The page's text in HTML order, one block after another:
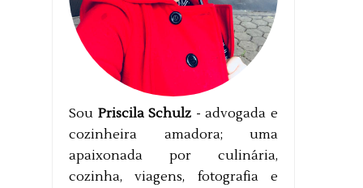
Sou Priscila Schulz - advogada e
cozinheira amadora; uma
apaixonada por culinária,
cozinha, viagens, fotografia e